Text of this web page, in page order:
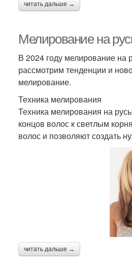
читать дальше →
Мелирование на
В 2024 году мелирование
рассмотрим тенденции и
мелирование.
Техника мелирования
Техника мелирования на
концов волос к светлым
волос и позволяют создать
читать дальше →